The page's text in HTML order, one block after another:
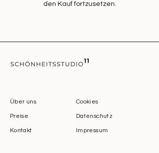
den Kauf fortzusetzen.
Über uns
Preise
Kontakt
Cookies
Datenschutz
Impressum